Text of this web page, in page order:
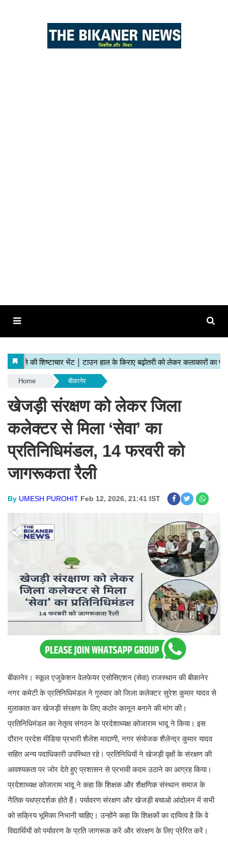
Home बीकानेर
खेजड़ी संरक्षण को लेकर जिला
कलेक्टर से मिला ‘सेवा’ का
प्रतिनिधिमंडल, 14 फरवरी को
जागरूकता रैली
By UMESH PUROHIT Feb 12, 2026, 21:41 IST
बीकानेर। स्कूल एजुकेशन वेलफेयर एसोसिएशन (सेवा) राजस्थान की बीकानेर
नगर कमेटी के प्रतिनिधिमंडल ने गुरुवार को जिला कलेक्टर सुरेश कुमार यादव से
मुलाकात कर खेजड़ी संरक्षण के लिए कठोर कानून बनाने की मांग की।
प्रतिनिधिमंडल का नेतृत्व संगठन के प्रदेशाध्यक्ष कोजाराम भादू ने किया। इस
दौरान प्रदेश मीडिया प्रभारी शैलेश मादाणी, नगर संयोजक शैलेन्द्र कुमार यादव
सहित अन्य पदाधिकारी उपस्थित रहे। प्रतिनिधियों ने खेजड़ी वृक्षों के संरक्षण की
आवश्यकता पर जोर देते हुए प्रशासन से प्रभावी कदम उठाने का आग्रह किया।
प्रदेशाध्यक्ष कोजाराम भादू ने कहा कि शिक्षक और शैक्षणिक संस्थान समाज के
नैतिक पथप्रदर्शक होते हैं। पर्यावरण संरक्षण और खेजड़ी बचाओ आंदोलन में सभी
को सक्रिय भूमिका निभानी चाहिए। उन्होंने कहा कि शिक्षकों का दायित्व है कि वे
विद्यार्थियों को पर्यावरण के प्रति जागरूक करें और संरक्षण के लिए प्रेरित करें।